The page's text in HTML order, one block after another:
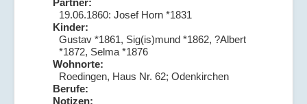
19.06.1860: Josef Horn *1831
Kinder:
Gustav *1861, Sig(is)mund *1862, ?Albert
*1872, Selma *1876
Wohnorte:
Roedingen, Haus Nr. 62; Odenkirchen
Berufe:
Notizen: